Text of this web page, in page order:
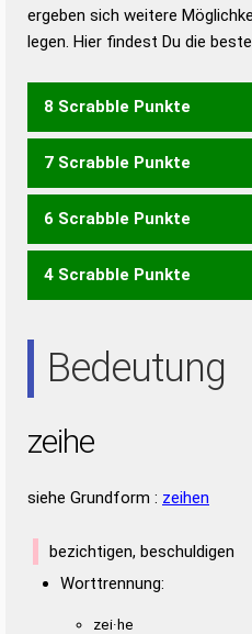
Duden
Duden
ergeben sich weitere
legen. Hier findest Du die
8 Scrabble Punkte
HEIZE ZIEHE
7 Scrabble Punkte
HEIZ ZEHE ZIEH
6 Scrabble Punkte
ZEH
4 Scrabble Punkte
Bedeutung
zeihe
siehe Grundform : zeihen
bezichtigen, beschuldigen
Worttrennung:
zei·he